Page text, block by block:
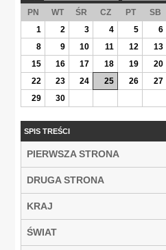
PN WT ŚR CZ PT SB
1
2 3 4 5 6
8
9 10 11 12 13
15
16 17 18 19 20
22
23 24 25 26 27
29
30
SPIS TREŚCI
PIERWSZA STRONA
DRUGA STRONA
KRAJ
ŚWIAT